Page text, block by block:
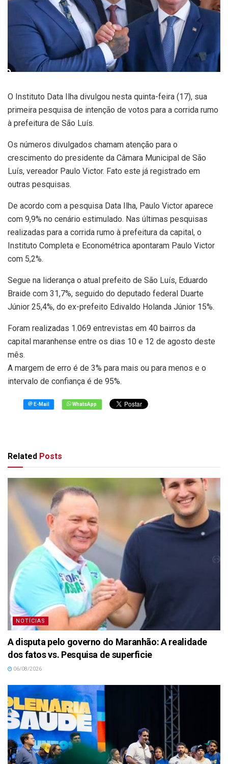
O Instituto Data Ilha divulgou nesta quinta-feira (17), sua
primeira pesquisa de intenção de votos para a corrida rumo
à prefeitura de São Luís.
Os números divulgados chamam atenção para o
crescimento do presidente da Câmara Municipal de São
Luís, vereador Paulo Victor. Fato este já registrado em
outras pesquisas.
De acordo com a pesquisa Data Ilha, Paulo Victor aparece
com 9,9% no cenário estimulado. Nas últimas pesquisas
realizadas para a corrida rumo à prefeitura da capital, o
Instituto Completa e Econométrica apontaram Paulo Victor
com 5,2%.
Segue na liderança o atual prefeito de São Luís, Eduardo
Braide com 31,7%, seguido do deputado federal Duarte
Júnior 25,4%, do ex-prefeito Edivaldo Holanda Júnior 15%.
Foram realizadas 1.069 entrevistas em 40 bairros da
capital maranhense entre os dias 10 e 12 de agosto deste
mês.
A margem de erro é de 3% para mais ou para menos e o
intervalo de confiança é de 95%.
Related Posts
NOTÍCIAS
A disputa pelo governo do Maranhão: A realidade
dos fatos vs. Pesquisa de superficie
06/08/2026